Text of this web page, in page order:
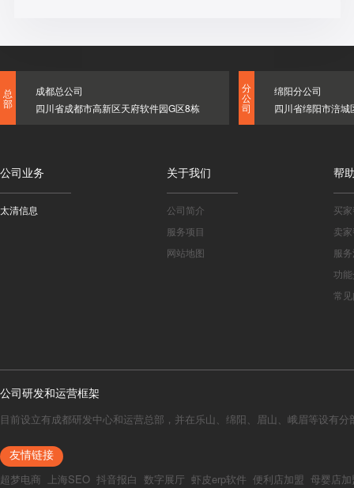
总
部
成都总公司
四川省成都市高新区天府软件园G区8栋
分
公
司
绵阳分公司
四川省绵阳市涪
公司业务
太清信息
关于我们
公司简介
服务项目
网站地图
帮
买
卖
服
功
常
公司研发和运营框架
目前设立有成都研发中心和运营总部，并在乐山、绵阳、眉山、峨眉等设有
友情链接
超梦电商 上海SEO 抖音报白 数字展厅 虾皮erp软件 便利店加盟 母婴店